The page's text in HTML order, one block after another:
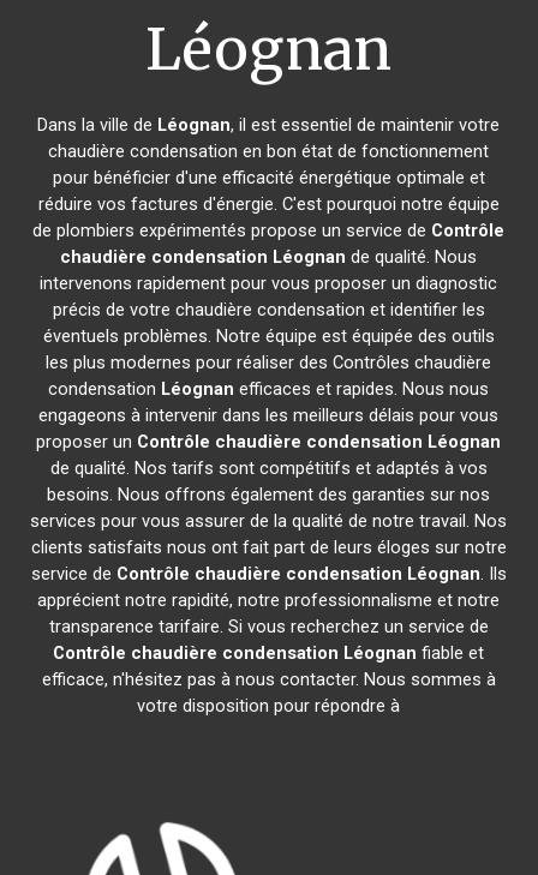
Léognan
Dans la ville de Léognan, il est essentiel de maintenir votre
chaudière condensation en bon état de fonctionnement
pour bénéficier d'une efficacité énergétique optimale et
réduire vos factures d'énergie. C'est pourquoi notre équipe
de plombiers expérimentés propose un service de Contrôle
chaudière condensation Léognan de qualité. Nous
intervenons rapidement pour vous proposer un diagnostic
précis de votre chaudière condensation et identifier les
éventuels problèmes. Notre équipe est équipée des outils
les plus modernes pour réaliser des Contrôles chaudière
condensation Léognan efficaces et rapides. Nous nous
engageons à intervenir dans les meilleurs délais pour vous
proposer un Contrôle chaudière condensation Léognan
de qualité. Nos tarifs sont compétitifs et adaptés à vos
besoins. Nous offrons également des garanties sur nos
services pour vous assurer de la qualité de notre travail. Nos
clients satisfaits nous ont fait part de leurs éloges sur notre
service de Contrôle chaudière condensation Léognan. Ils
apprécient notre rapidité, notre professionnalisme et notre
transparence tarifaire. Si vous recherchez un service de
Contrôle chaudière condensation Léognan fiable et
efficace, n'hésitez pas à nous contacter. Nous sommes à
votre disposition pour répondre à